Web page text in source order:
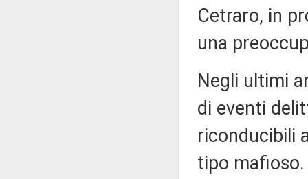
Cetraro, in
una
Negli ultimi
di eventi
riconducibili
tipo